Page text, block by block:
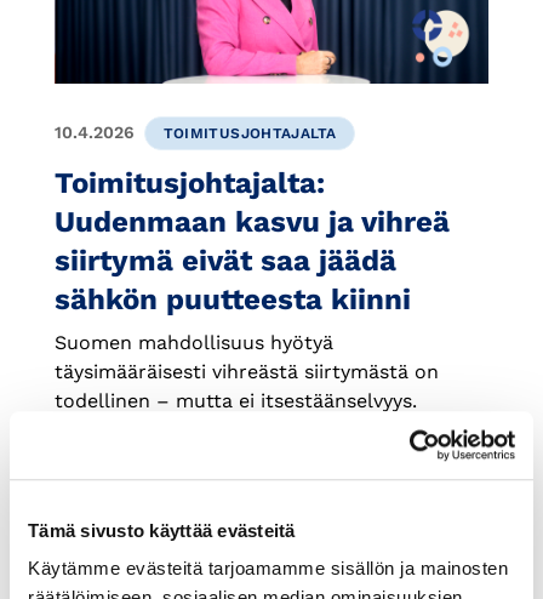
Tämä sivusto käyttää evästeitä
Käytämme evästeitä tarjoamamme sisällön ja mainosten
10.4.2026 TOIMITUSJOHTAJALTA
Toimitusjohtajalta:
Uudenmaan kasvu ja vihreä
siirtymä eivät saa jäädä
sähkön puutteesta kiinni
Suomen mahdollisuus hyötyä
täysimääräisesti vihreästä siirtymästä on
todellinen – mutta ei itsestäänselvyys.
Kauppakamarien tuore selvitys osoittaa, että
ajoissa. Erityisesti Uusimaa on ratkaisevassa
asemassa: se on maan suurin